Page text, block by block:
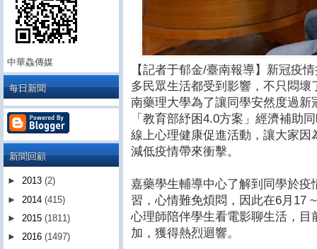
【記者于郁金/臺南報導】新冠疫
多民眾生活都受到影響，不只悶
南藥理大學為了讓同學安然度過
「教育部紓困4.0方案」經濟補助
線上心理健康促進活動，讓大家
減低疫情帶來衝擊。
嘉藥學生輔導中心了解到同學於
習，心情難免煩悶，因此在6月17
心理師陪伴學生看電影聊生活，
加，獲得熱烈迴響。
中華鱻傳媒
每日新聞
新聞回顧
► 2013 (2)
► 2014 (415)
► 2015 (1811)
► 2016 (1497)